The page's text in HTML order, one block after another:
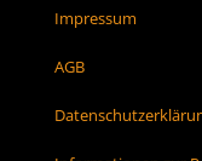
Impressum
AGB